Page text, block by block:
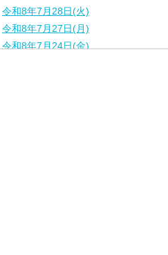
令和8年7月28日(火)
令和8年7月27日(月)
令和8年7月24日(金)